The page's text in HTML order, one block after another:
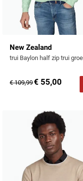
New Zealand
€ 109,99€ 55,00